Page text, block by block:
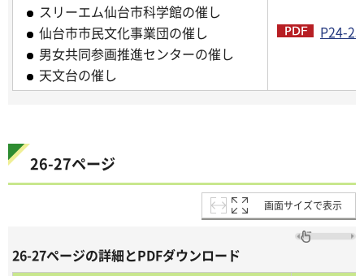
スリーエム仙台市科学館の催し
仙台市市民文化事業団の催し
男女共同参画推進センターの催し
天文台の催し
P24-
26-27ページ
画面サイズで表示
26-27ページの詳細とPDFダウンロード